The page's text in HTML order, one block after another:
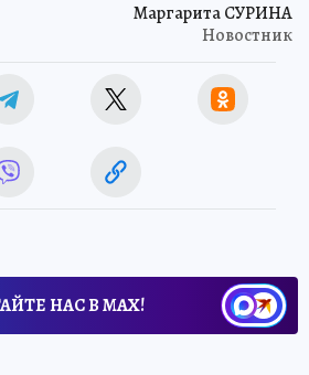
Маргарита СУРИНА
Новостник
НАС В МАХ!